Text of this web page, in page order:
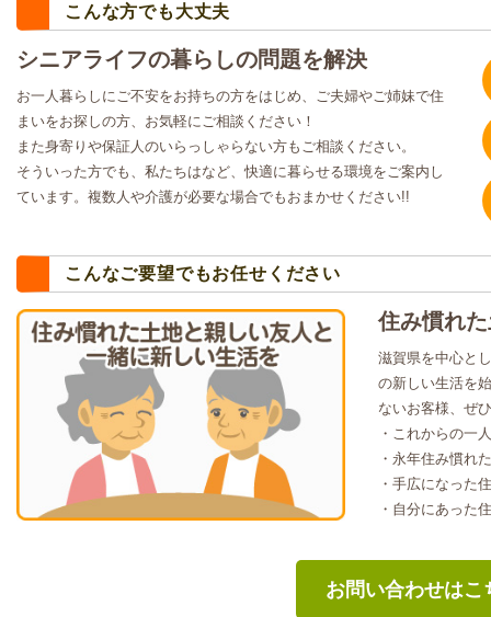
こんな方でも大丈夫
シニアライフの暮らしの問題を解決
お一人暮らしにご不安をお持ちの方をはじめ、ご夫婦やご姉妹で住
まいをお探しの方、お気軽にご相談ください！
また身寄りや保証人のいらっしゃらない方もご相談ください。
そういった方でも、私たちはなど、快適に暮らせる環境をご案内し
ています。複数人や介護が必要な場合でもおまかせください!!
こんなご要望でもお任せください
住み慣れ
滋賀県を中心と
の新しい生活を
ないお客様、ぜ
・これからの一
・永年住み慣れ
・手広になった
・自分にあった
お問い合わせはこ